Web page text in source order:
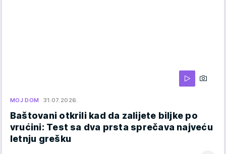
MOJ DOM 31.07.2026.
Baštovani otkrili kad da zalijete biljke po
vrućini: Test sa dva prsta sprečava najveću
letnju grešku